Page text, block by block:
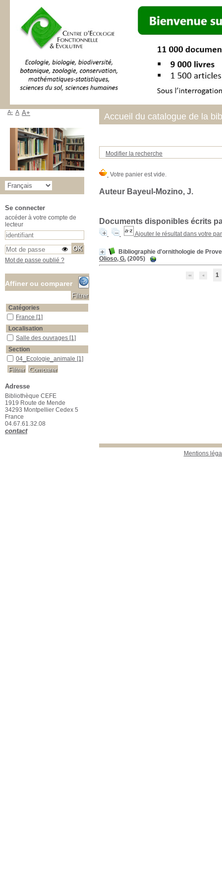
Modifier la recherche
Auteur Bayeul-Mozino, J.
Documents disponibles écrits
Ajouter le résultat dans votre
Bibliographie d'ornithologie de
Olioso, G. (2005)
1
Mentions
Accueil du catalogue de la
A- A A+
Se connecter
accéder à votre compte de
lecteur
Mot de passe oublié ?
Affiner ou comparer
Catégories
FranceFrance [1]
Localisation
Salle des ouvrages
Salle des ouvrages [1]
Section
04_Ecologie_animale
04_Ecologie_animale [1]
Adresse
Bibliothèque CEFE
1919 Route de Mende
34293 Montpellier Cedex 5
France
04.67.61.32.08
contact